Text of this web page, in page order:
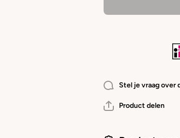
Stel je vraag over
Product delen